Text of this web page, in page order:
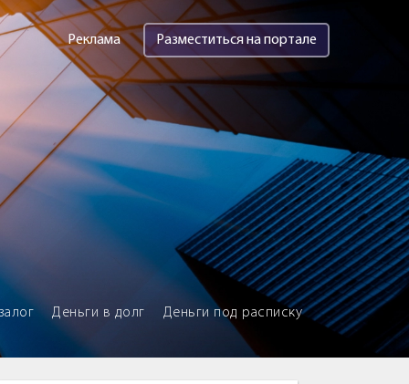
Реклама Разместиться на портале
Деньги в долг Деньги под расписку